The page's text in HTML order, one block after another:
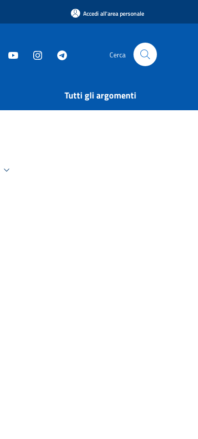
Accedi all'area personale
Cerca
Tutti gli argomenti